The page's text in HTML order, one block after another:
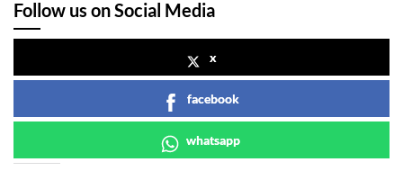
Follow us on Social Media
x
facebook
whatsapp